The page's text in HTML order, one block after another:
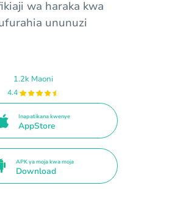
wa haraka kwa
ununuzi
1.2k Maoni
4.4
Inapatikana kwenye
AppStore
APK ya moja kwa moja
Download